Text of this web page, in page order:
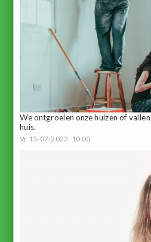
We ontgroeien onze huizen of
huis.
Vr 15-07-2022, 10:00